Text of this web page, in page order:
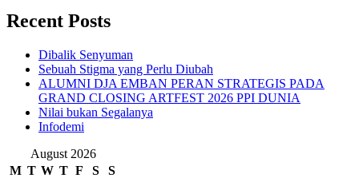
Recent Posts
Dibalik Senyuman
Sebuah Stigma yang Perlu Diubah
ALUMNI DJA EMBAN PERAN STRATEGIS PADA
GRAND CLOSING ARTFEST 2026 PPI DUNIA
Nilai bukan Segalanya
Infodemi
August 2026
M T W T F S
S